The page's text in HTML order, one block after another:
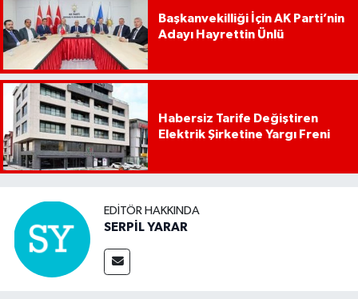
Başkanvekilliği İçin AK Parti’nin
Adayı Hayrettin Ünlü
Habersiz Tarife Değiştiren
Elektrik Şirketine Yargı Freni
EDITÖR HAKKINDA
SERPİL YARAR